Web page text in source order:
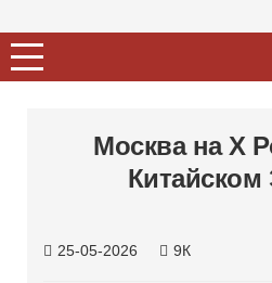
Москва на X
25-05-2026 9К